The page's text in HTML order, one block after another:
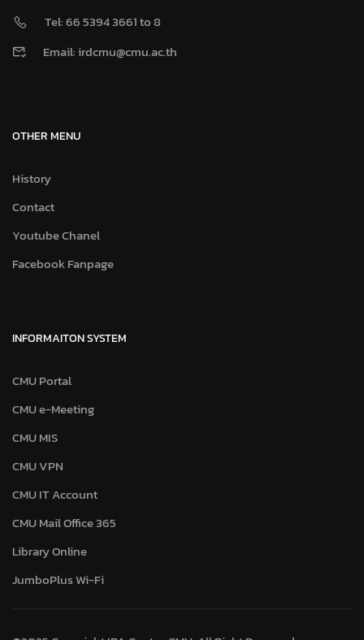
Tel: 66 5394 3661 to 8
Email: irdcmu@cmu.ac.th
OTHER MENU
History
Contact
Youtube Chanel
Facebook Fanpage
INFORMAITON SYSTEM
CMU Portal
CMU e-Meeting
CMU MIS
CMU VPN
CMU IT Account
CMU Mail Office 365
Library Online
JumboPlus Wi-Fi